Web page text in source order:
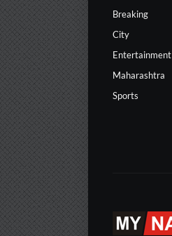
Breaking
City
Entertainment
Maharashtra
Sports